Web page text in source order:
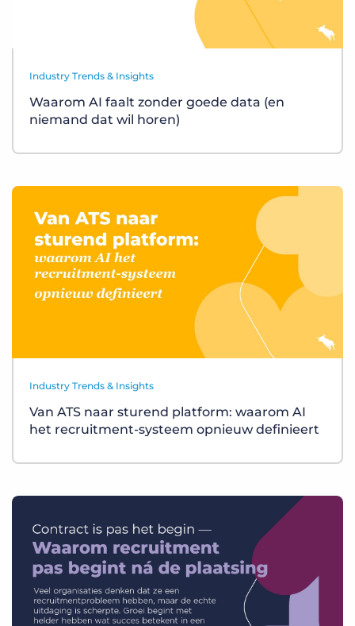
Industry Trends & Insights
Waarom AI faalt zonder goede data (en
niemand dat wil horen)
Industry Trends & Insights
Van ATS naar sturend platform: waarom AI
het recruitment-systeem opnieuw definieert